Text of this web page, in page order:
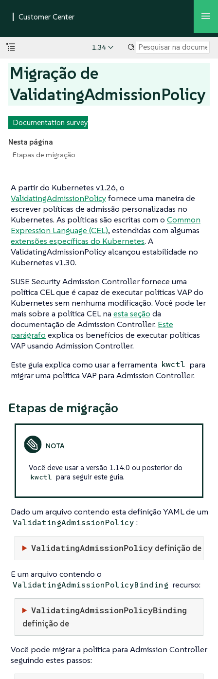
1.34
Migração de
ValidatingAdmissionPolicy
Documentation survey
Nesta página
Etapas de migração
A partir do Kubernetes v1.26, o
ValidatingAdmissionPolicyfornece uma maneira de
escrever políticas de admissão personalizadas no
Kubernetes. As políticas são escritas com o Common
Expression Language (CEL), estendidas com algumas
extensões específicas do Kubernetes. A
ValidatingAdmissionPolicy alcançou estabilidade no
Kubernetes v1.30.
SUSE Security Admission Controller fornece uma
política CEL que é capaz de executar políticas VAP do
Kubernetes sem nenhuma modificação. Você pode ler
mais sobre a política CEL na esta seção da
documentação de Admission Controller. Este
parágrafo explica os benefícios de executar políticas
VAP usando Admission Controller.
Este guia explica como usar a ferramenta kwctl para
migrar uma política VAP para Admission Controller.
Etapas de migração
Você deve usar a versão 1.14.0 ou posterior do
kwctl para seguir este guia.
Dado um arquivo contendo esta definição YAML de um
ValidatingAdmissionPolicy :
ValidatingAdmissionPolicydefinição de
E um arquivo contendo o
ValidatingAdmissionPolicyBinding recurso:
ValidatingAdmissionPolicyBinding
definição de
Você pode migrar a política para Admission Controller
seguindo estes passos: